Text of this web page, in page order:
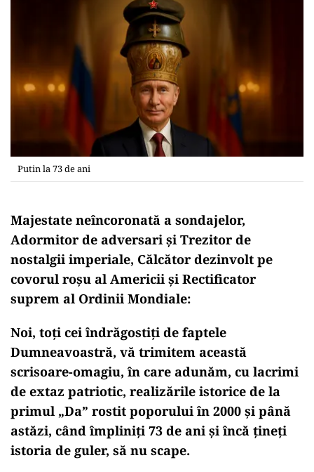
Putin la 73 de ani
Majestate neîncoronată a sondajelor,
Adormitor de adversari și Trezitor de
nostalgii imperiale, Călcător dezinvolt pe
covorul roșu al Americii și Rectificator
suprem al Ordinii Mondiale:
Noi, toți cei îndrăgostiți de faptele
Dumneavoastră, vă trimitem această
scrisoare-omagiu, în care adunăm, cu lacrimi
de extaz patriotic, realizările istorice de la
primul „Da” rostit poporului în 2000 și până
astăzi, când împliniți 73 de ani și încă țineți
istoria de guler, să nu scape.